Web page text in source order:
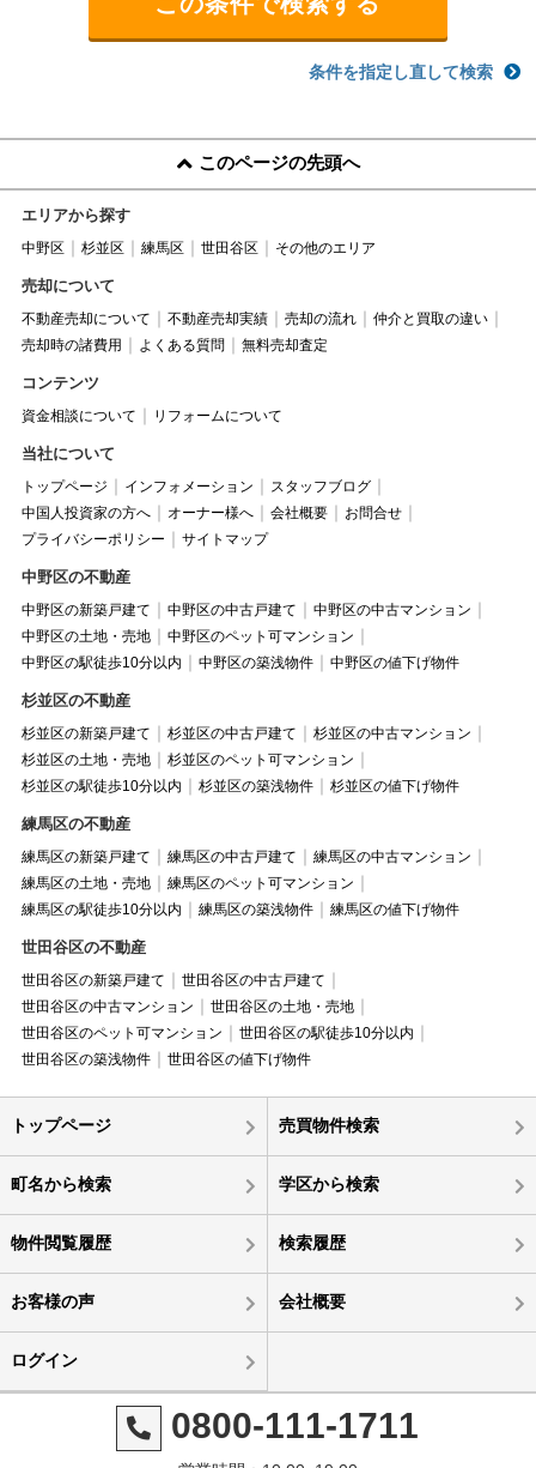
条件を指定し直して検索
このページの先頭へ
エリアから探す
中野区 杉並区 練馬区 世田谷区 その他のエリア
売却について
不動産売却について 不動産売却実績 売却の流れ
仲介と買取の違い
売却時の諸費用
よくある質問 無料売却査定
コンテンツ
資金相談について リフォームについて
当社について
トップページ インフォメーション
スタッフブログ
中国人投資家の方へ
オーナー様へ 会社概要
お問合せ
プライバシーポリシー
サイトマップ
中野区の不動産
中野区の新築戸建て 中野区の中古戸建て
中野区の中古マンション
中野区の土地・売地
中野区のペット可マンション
中野区の駅徒歩10分以内
中野区の築浅物件 中野区の値下げ物件
杉並区の不動産
杉並区の新築戸建て 杉並区の中古戸建て
杉並区の中古マンション
杉並区の土地・売地
杉並区のペット可マンション
杉並区の駅徒歩10分以内
杉並区の築浅物件 杉並区の値下げ物件
練馬区の不動産
練馬区の新築戸建て 練馬区の中古戸建て
練馬区の中古マンション
練馬区の土地・売地
練馬区のペット可マンション
練馬区の駅徒歩10分以内
練馬区の築浅物件 練馬区の値下げ物件
世田谷区の不動産
世田谷区の新築戸建て
世田谷区の中古戸建て
世田谷区の中古マンション
世田谷区の土地・売地
世田谷区のペット可マンション
世田谷区の駅徒歩10分以内
世田谷区の築浅物件
世田谷区の値下げ物件
トップページ 売買物件検索
町名から検索 学区から検索
物件閲覧履歴 検索履歴
お客様の声 会社概要
ログイン
0800-111-1711